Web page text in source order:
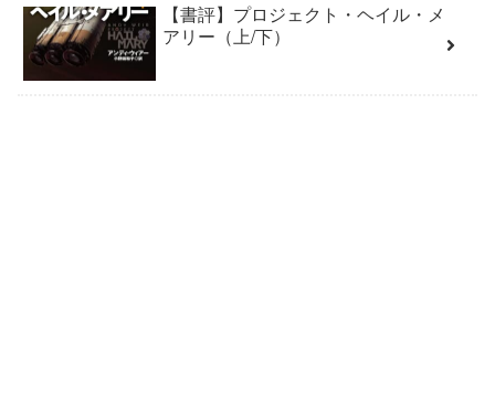
【書評】プロジェクト・ヘイル・メ
アリー（上/下）